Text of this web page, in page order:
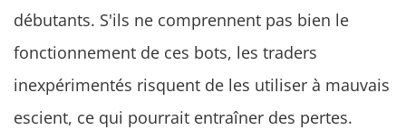
débutants. S'ils ne comprennent pas bien le
fonctionnement de ces bots, les traders
inexpérimentés risquent de les utiliser à mauvais
escient, ce qui pourrait entraîner des pertes.